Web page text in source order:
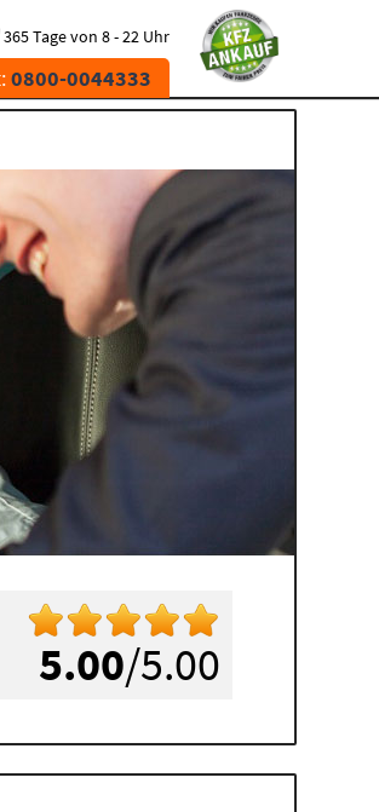
365 Tage von 8 - 22 Uhr
0800-0044333
5.00/5.00